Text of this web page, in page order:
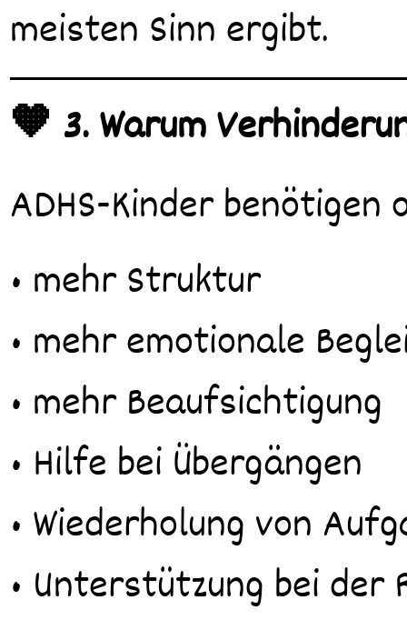
meisten Sinn ergibt.
🧡 3. Warum
ADHS-Kinder benötigen
• mehr Struktur
• mehr emotionale
• mehr Beaufsichtigung
• Hilfe bei Übergängen
• Wiederholung von
• Unterstützung bei der